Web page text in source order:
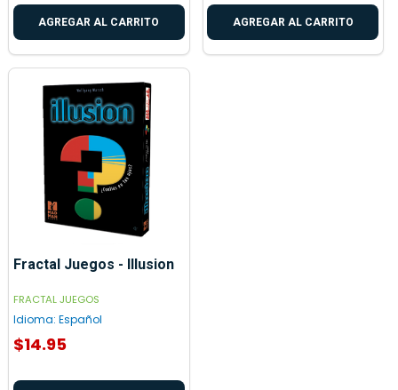
AGREGAR AL CARRITO AGREGAR AL CARRITO
Fractal Juegos - Illusion
FRACTAL JUEGOS
Idioma: Español
$14.95